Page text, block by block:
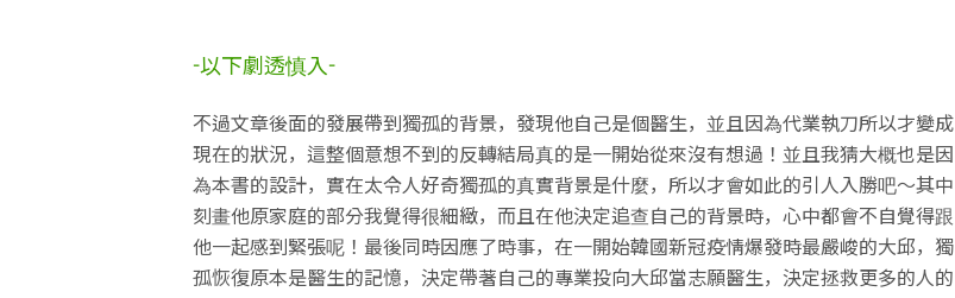
-以下劇透慎入-
不過文章後面的發展帶到獨孤的背景，發現他自己是個醫生，並且因為代業執刀所以才變成
現在的狀況，這整個意想不到的反轉結局真的是一開始從來沒有想過！並且我猜大概也是因
為本書的設計，實在太令人好奇獨孤的真實背景是什麼，所以才會如此的引人入勝吧～其中
刻畫他原家庭的部分我覺得很細緻，而且在他決定追查自己的背景時，心中都會不自覺得跟
他一起感到緊張呢！最後同時因應了時事，在一開始韓國新冠疫情爆發時最嚴峻的大邱，獨
孤恢復原本是醫生的記憶，決定帶著自己的專業投向大邱當志願醫生，決定拯救更多的人的